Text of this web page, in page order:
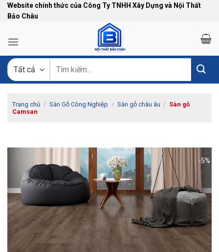
Bỏ
qua
dung
Website chính thức của Công Ty TNHH Xây Dựng và Nội Thất
Bảo Châu
kiếm:
Trang chủ / Sàn Gỗ Công Nghiệp / Sàn gỗ châu âu / Sàn gỗ
Camsan
-5%